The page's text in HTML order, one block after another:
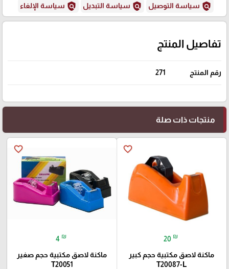
policy سياسة التوصيل policy سياسة التبديل policy سياسة الإلغاء
تفاصيل المنتج
رقم المنتج 271
منتجات ذات صلة
favorite_border
20 ₪
ماكنة لاصق مكتبية حجم كبير
T20087-L
favorite_border
4 ₪
ماكنة لاصق مكتبية حجم صغير
T20051